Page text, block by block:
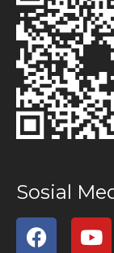
Sosial